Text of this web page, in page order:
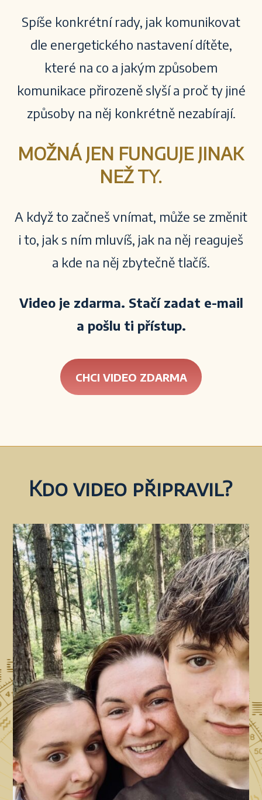
Spíše konkrétní rady, jak komunikovat
dle energetického nastavení dítěte,
které na co a jakým způsobem
komunikace přirozeně slyší a proč ty jiné
způsoby na něj konkrétně nezabírají.
MOŽNÁ JEN FUNGUJE JINAK
NEŽ TY.
A když to začneš vnímat, může se změnit
i to, jak s ním mluvíš, jak na něj reaguješ
a kde na něj zbytečně tlačíš.
Video je zdarma. Stačí zadat e-mail
a pošlu ti přístup.
CHCI VIDEO ZDARMA
Kdo video připravil?